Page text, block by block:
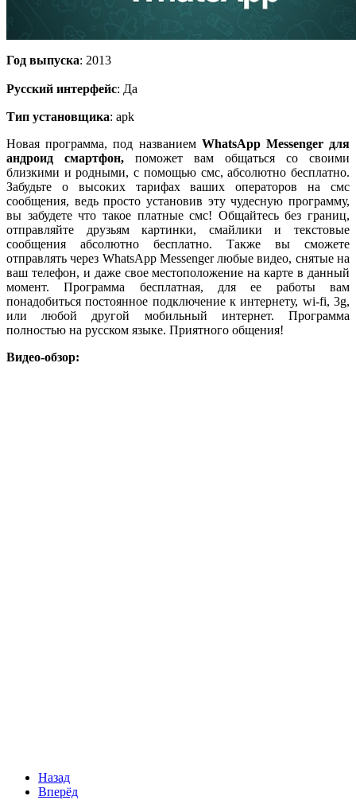
Год выпуска: 2013
Русский интерфейс: Да
Тип установщика: apk
Новая программа, под названием WhatsApp Messenger для
андроид смартфон, поможет вам общаться со своими
близкими и родными, с помощью смс, абсолютно бесплатно.
Забудьте о высоких тарифах ваших операторов на смс
сообщения, ведь просто установив эту чудесную программу,
вы забудете что такое платные смс! Общайтесь без границ,
отправляйте друзьям картинки, смайлики и текстовые
сообщения абсолютно бесплатно. Также вы сможете
отправлять через WhatsApp Messenger любые видео, снятые на
ваш телефон, и даже свое местоположение на карте в данный
момент. Программа бесплатная, для ее работы вам
понадобиться постоянное подключение к интернету, wi-fi, 3g,
или любой другой мобильный интернет. Программа
полностью на русском языке. Приятного общения!
Видео-обзор:
Назад
Вперёд